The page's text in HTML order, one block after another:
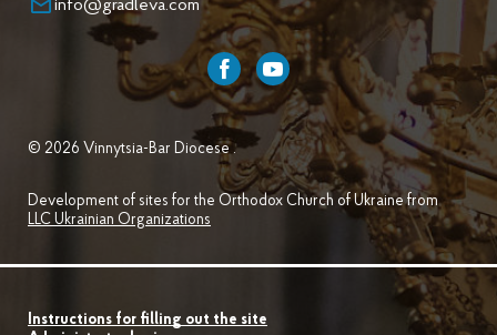
info@gradleva.com
© 2026 Vinnytsia-Bar Diocese .
Development of sites for the Orthodox Church of Ukraine from
LLC Ukrainian Organizations
Instructions for filling out the site